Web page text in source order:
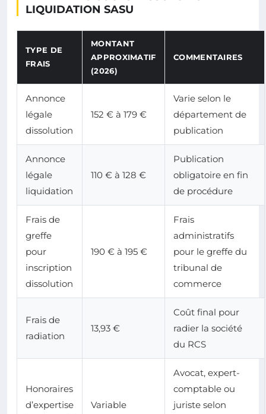
LIQUIDATION SASU
TYPE DE
FRAIS
MONTANT
APPROXIMATIF
(2026)
COMMENTAIRES
Annonce
légale
dissolution
152 € à 179 €
Varie selon le
département de
publication
Annonce
légale
liquidation
110 € à 128 €
Publication
obligatoire en fin
de procédure
Frais de
greffe
pour
inscription
dissolution
190 € à 195 €
Frais
administratifs
pour le greffe du
tribunal de
commerce
Frais de
radiation
13,93 €
Coût final pour
radier la société
du RCS
Honoraires
d’expertise
Variable
Avocat, expert-
comptable ou
juriste selon